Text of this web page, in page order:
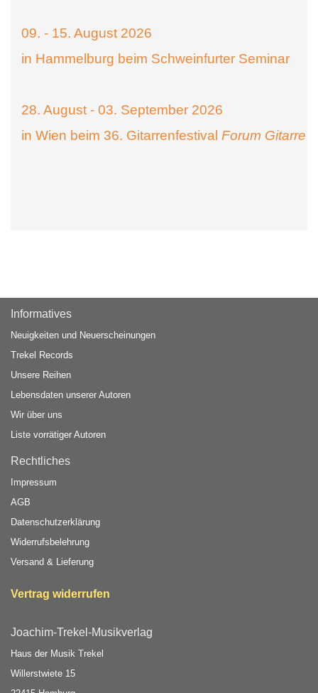
09. - 15. August 2026
in Hammelburg beim Schweinfurter Seminar
28. August - 03. September 2026
in Wien beim 36. Gitarrenfestival Forum Gitarre
Informatives
Neuigkeiten und Neuerscheinungen
Trekel Records
Unsere Reihen
Lebensdaten unserer Autoren
Wir über uns
Liste vorrätiger Autoren
Rechtliches
Impressum
AGB
Datenschutzerklärung
Widerrufsbelehrung
Versand & Lieferung
Vertrag widerrufen
Joachim-Trekel-Musikverlag
Haus der Musik Trekel
Willerstwiete 15